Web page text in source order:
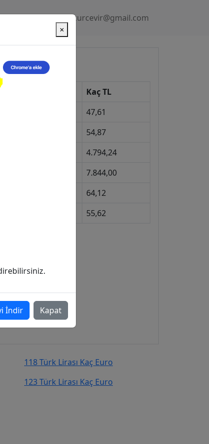
Gizlilik Politikası kurcevir@gmail.com
Kurlar
Kaç TL
47,61
54,87
4.794,24
7.844,00
64,12
55,62
118 Türk Lirası Kaç Euro
123 Türk Lirası Kaç Euro
×
İndir Kapat